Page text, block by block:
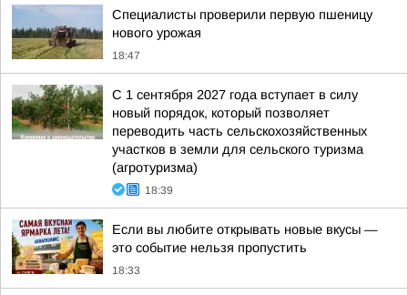
Специалисты проверили первую пшеницу
нового урожая
18:47
С 1 сентября 2027 года вступает в силу
новый порядок, который позволяет
переводить часть сельскохозяйственных
участков в земли для сельского туризма
(агротуризма)
18:39
Если вы любите открывать новые вкусы —
это событие нельзя пропустить
18:33